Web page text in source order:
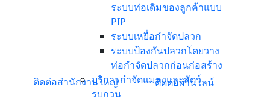
ระบบท่อเดิมของลูกค้าแบบ
PIP
ระบบเหยื่อกำจัดปลวก
ระบบป้องกันปลวกโดยวาง
ท่อกำจัดปลวกก่อนก่อสร้าง
บริการกำจัดแมลงและสัตว์
รบกวน
ติดต่อสำนักงานใหญ่ ติดต่อผ่านไลน์